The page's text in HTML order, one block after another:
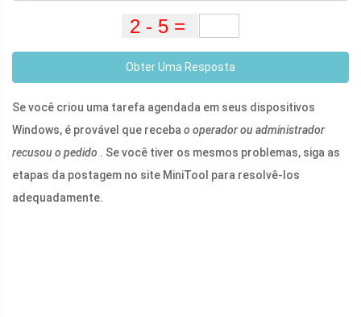
Obter Uma Resposta
Se você criou uma tarefa agendada em seus dispositivos
Windows, é provável que receba o operador ou administrador
recusou o pedido . Se você tiver os mesmos problemas, siga as
etapas da postagem no site MiniTool para resolvê-los
adequadamente.